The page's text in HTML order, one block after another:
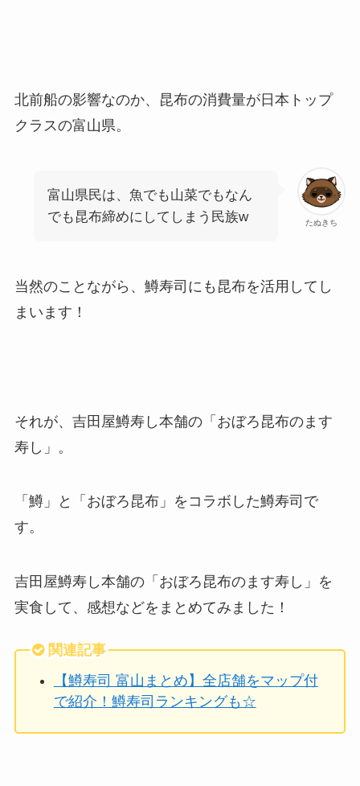
北前船の影響なのか、昆布の消費量が日本トップ
クラスの富山県。
たぬきち
富山県民は、魚でも山菜でもなん
でも昆布締めにしてしまう民族w
当然のことながら、鱒寿司にも昆布を活用してし
まいます！
それが、吉田屋鱒寿し本舗の「おぼろ昆布のます
寿し」。
「鱒」と「おぼろ昆布」をコラボした鱒寿司で
す。
吉田屋鱒寿し本舗の「おぼろ昆布のます寿し」を
実食して、感想などをまとめてみました！
関連記事
【鱒寿司 富山まとめ】全店舗をマップ付
で紹介！鱒寿司ランキングも☆